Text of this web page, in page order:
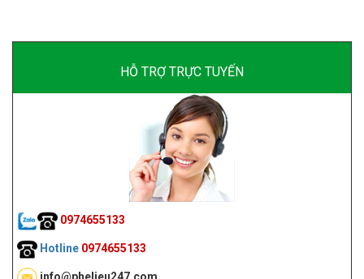
HỖ TRỢ TRỰC TUYẾN
0974655133
Hotline 0974655133